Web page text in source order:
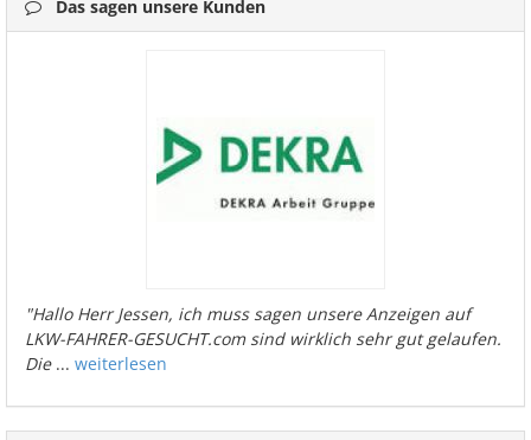
Das sagen unsere Kunden
"Hallo Herr Jessen, ich muss sagen unsere Anzeigen auf
LKW-FAHRER-GESUCHT.com sind wirklich sehr gut gelaufen.
Die... weiterlesen